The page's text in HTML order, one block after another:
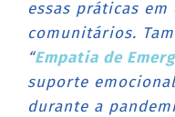
essas práticas em
comunitários.
“Empatia de
suporte
durante a